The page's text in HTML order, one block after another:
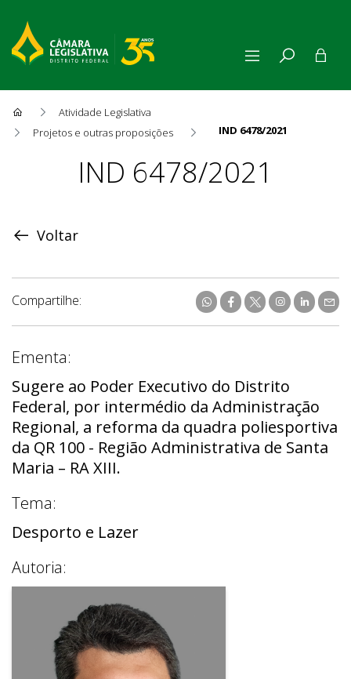
Atividade Legislativa
Projetos e outras proposições
IND 6478/2021
ProposiçãoIND 6478/2021
Voltar
Compartilhe:
Ementa:
Sugere ao Poder Executivo do Distrito
Federal, por intermédio da Administração
Regional, a reforma da quadra poliesportiva
da QR 100 - Região Administrativa de Santa
Maria – RA XIII.
Tema:
Desporto e Lazer
Autoria: